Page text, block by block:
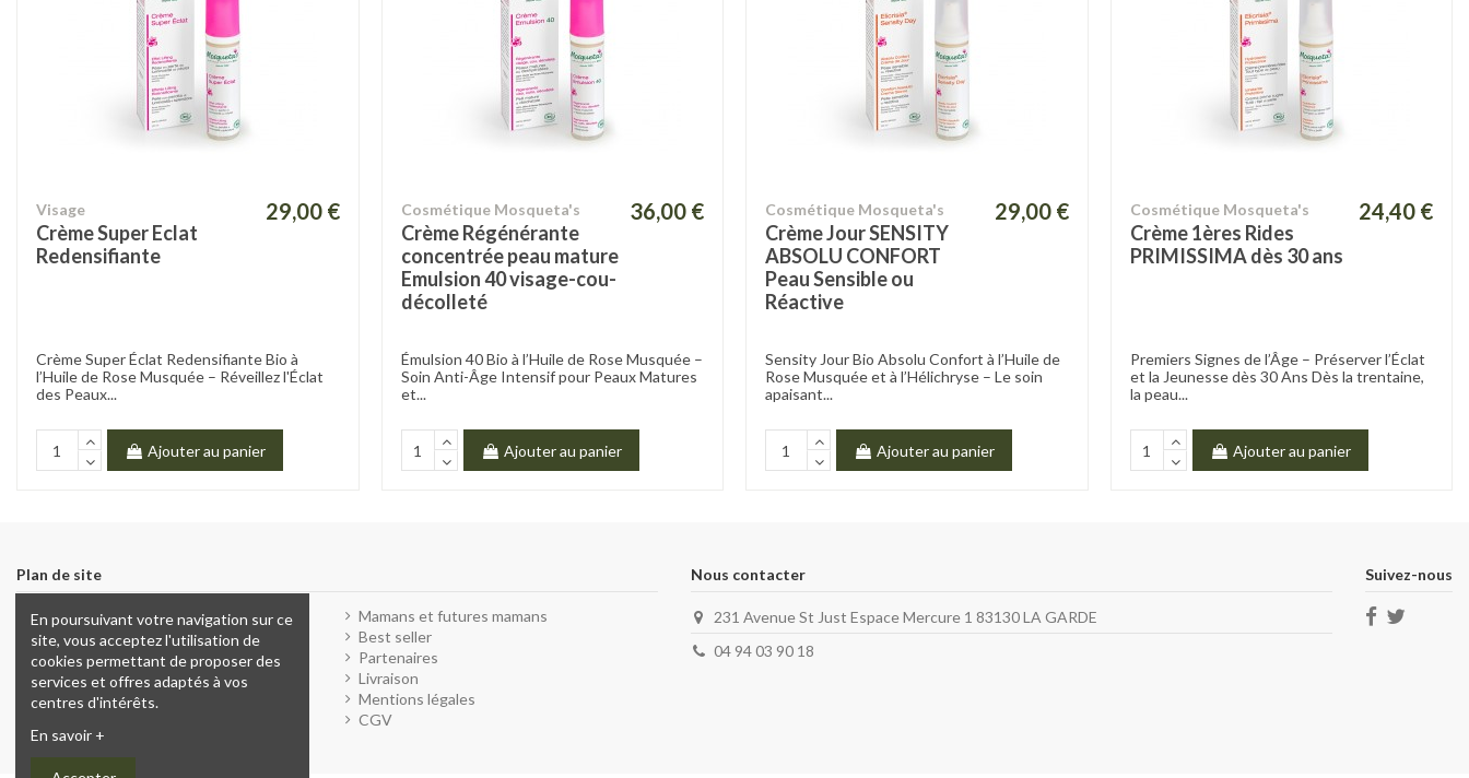
Visage
Crème Super Eclat
Redensifiante
29,00 €
Crème Super Éclat Redensifiante Bio à
l’Huile de Rose Musquée – Réveillez l'Éclat
des Peaux...
Ajouter au panier
Cosmétique Mosqueta's
Crème Régénérante
concentrée peau mature
Emulsion 40 visage-cou-
décolleté
36,00 €
Émulsion 40 Bio à l’Huile de Rose Musquée –
Soin Anti-Âge Intensif pour Peaux Matures
et...
Ajouter au panier
Cosmétique Mosqueta's
Crème Jour SENSITY
ABSOLU CONFORT
Peau Sensible ou
Réactive
29,00 €
Sensity Jour Bio Absolu Confort à l’Huile de
Rose Musquée et à l’Hélichryse – Le soin
apaisant...
Ajouter au panier
Cosmétique Mosqueta's
Crème 1ères Rides
PRIMISSIMA dès 30 ans
24,40 €
Premiers Signes de l’Âge – Préserver l’Éclat
et la Jeunesse dès 30 Ans Dès la trentaine,
la peau...
Ajouter au panier
Plan de site
Promo du moment
Visage
Corps
Maquillage
Fleur de Bach
Mamans et futures mamans
Best seller
Partenaires
Livraison
Mentions légales
CGV
Nous contacter
231 Avenue St Just Espace Mercure 1 83130 LA GARDE
04 94 03 90 18
Suivez-nous
En poursuivant votre navigation sur ce
site, vous acceptez l'utilisation de
cookies permettant de proposer des
services et offres adaptés à vos
centres d'intérêts.
En savoir +